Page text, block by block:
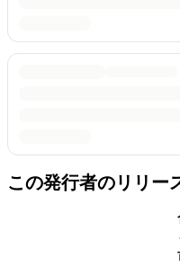
この発行者のリリー